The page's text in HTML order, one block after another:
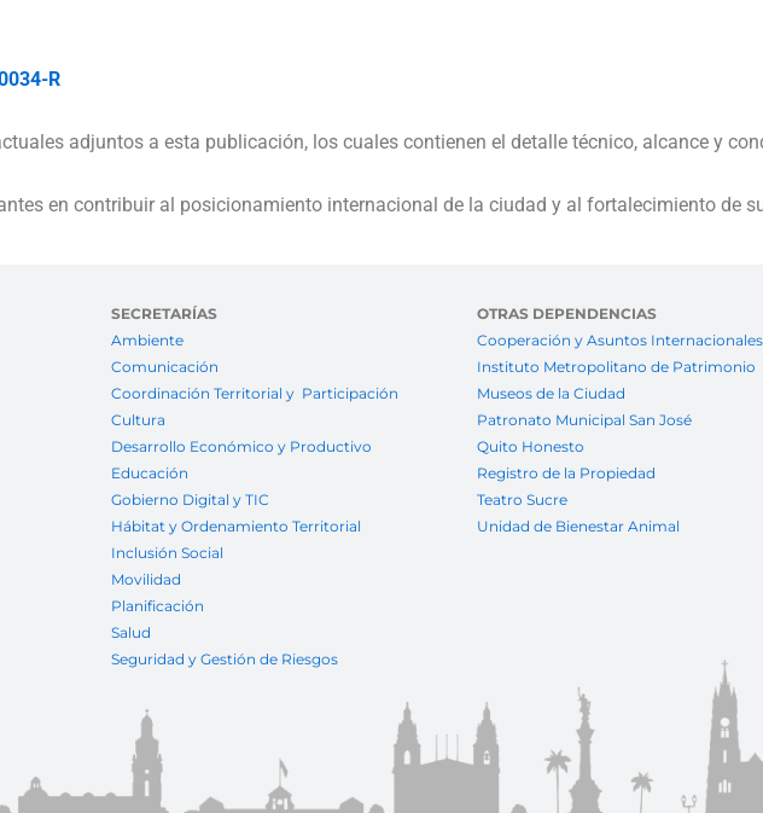
R
adjuntos a esta publicación, los cuales contienen el detalle técnico, alcance y
en contribuir al posicionamiento internacional de la ciudad y al fortalecimiento de
SECRETARÍAS
Ambiente
Comunicación
Coordinación Territorial y Participación
Cultura
Desarrollo Económico y Productivo
Educación
Gobierno Digital y TIC
Hábitat y Ordenamiento Territorial
Inclusión Social
Movilidad
Planificación
Salud
Seguridad y Gestión de Riesgos
OTRAS DEPENDENCIAS
Cooperación y Asuntos Internacionales
Instituto Metropolitano de Patrimonio
Museos de la Ciudad
Patronato Municipal San José
Quito Honesto
Registro de la Propiedad
Teatro Sucre
Unidad de Bienestar Animal